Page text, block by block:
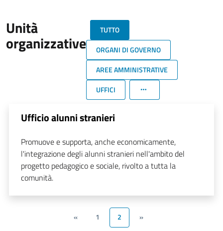
Unità
organizzative
TUTTO
ORGANI DI GOVERNO
AREE AMMINISTRATIVE
UFFICI
Ufficio alunni stranieri
Promuove e supporta, anche economicamente,
l'integrazione degli alunni stranieri nell'ambito del
progetto pedagogico e sociale, rivolto a tutta la
comunità.
« 1 2 »